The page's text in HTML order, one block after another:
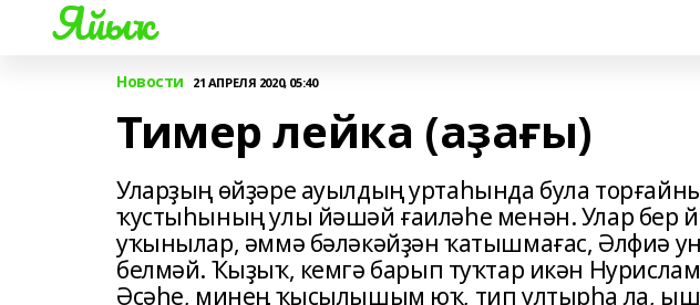
Яйыҡ
Новости 21 АПРЕЛЯ 2020, 05:40
Тимер лейка (аҙағы)
Уларҙың өйҙәре ауылдың уртаһында була
ҡустыһының улы йәшәй ғаиләһе менән. Улар бер
уҡынылар, әммә бәләкәйҙән ҡатышмағас, Әлфиә
белмәй. Ҡыҙыҡ, кемгә барып туҡтар икән
Әсәһе, минең ҡыҫылышым юҡ, тип ултырһа ла,